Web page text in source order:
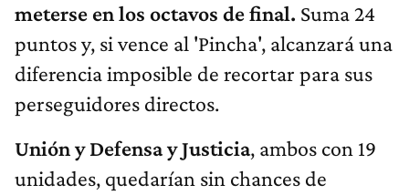
meterse en los octavos de final. Suma 24
puntos y, si vence al 'Pincha', alcanzará una
diferencia imposible de recortar para sus
perseguidores directos.
Unión y Defensa y Justicia, ambos con 19
unidades, quedarían sin chances de